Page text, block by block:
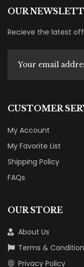
OUR
Recieve the latest
CUSTOMER
My Account
My Favorite List
Shipping Policy
FAQs
OUR STORE
About Us
Terms &
Privacy Policy